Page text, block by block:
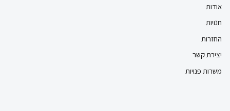
אודות
חנויות
החזרות
יצירת קשר
משרות פנויות